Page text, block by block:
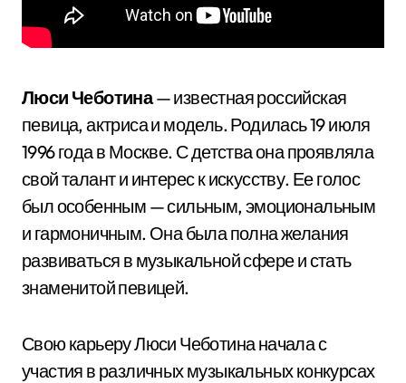
Люси Чеботина— известная российская
певица, актриса и модель. Родилась 19 июля
1996 года в Москве. С детства она проявляла
свой талант и интерес к искусству. Ее голос
был особенным — сильным, эмоциональным
и гармоничным. Она была полна желания
развиваться в музыкальной сфере и стать
знаменитой певицей.
Свою карьеру Люси Чеботина начала с
участия в различных музыкальных конкурсах